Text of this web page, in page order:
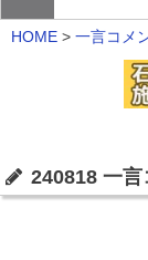
HOME > 一言コメ
240818 一言